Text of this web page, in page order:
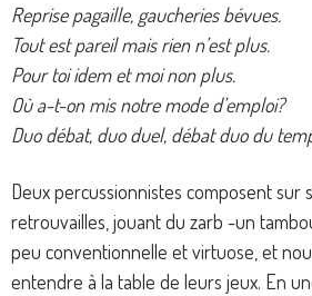
Reprise pagaille, gaucheries bévues.
Tout est pareil mais rien n’est plus.
Pour toi idem et moi non plus.
Où a-t-on mis notre mode d’emploi?
Duo débat, duo duel, débat duo du
Deux percussionnistes composent sur
retrouvailles, jouant du zarb -un
peu conventionnelle et virtuose, et
entendre à la table de leurs jeux. En